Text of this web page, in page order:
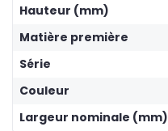
Hauteur (mm)
Matière première
Série
Couleur
Largeur nominale (mm)